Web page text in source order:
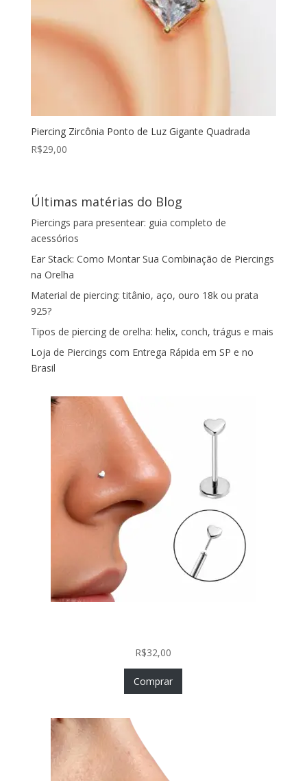
Piercing Zircônia Ponto de Luz Gigante Quadrada
R$29,00
Últimas matérias do Blog
Piercings para presentear: guia completo de
acessórios
Ear Stack: Como Montar Sua Combinação de Piercings
na Orelha
Material de piercing: titânio, aço, ouro 18k ou prata
925?
Tipos de piercing de orelha: helix, conch, trágus e mais
Loja de Piercings com Entrega Rápida em SP e no
Brasil
R$32,00
Comprar